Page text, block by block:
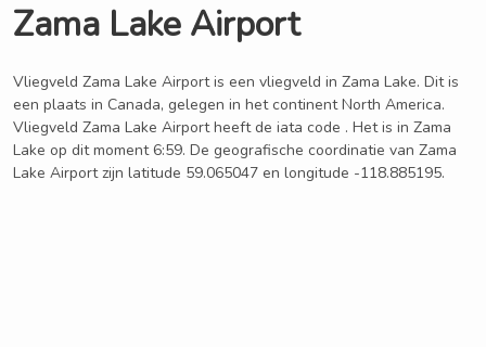
Zama Lake Airport
Vliegveld Zama Lake Airport is een vliegveld in Zama Lake. Dit is
een plaats in Canada, gelegen in het continent North America.
Vliegveld Zama Lake Airport heeft de iata code . Het is in Zama
Lake op dit moment 6:59. De geografische coordinatie van Zama
Lake Airport zijn latitude 59.065047 en longitude -118.885195.